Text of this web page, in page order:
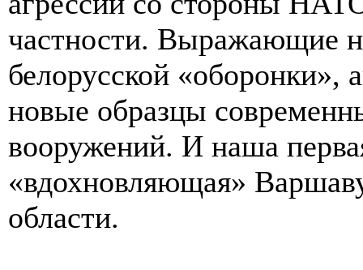
частности. Выражающие
белорусской «оборонки»,
новые образцы
вооружений. И наша
«вдохновляющая»
области.